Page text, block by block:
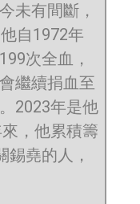
未有間斷，
自1972年
次全血，
繼續捐血至
2023年是他
，他累積籌
堯的人，